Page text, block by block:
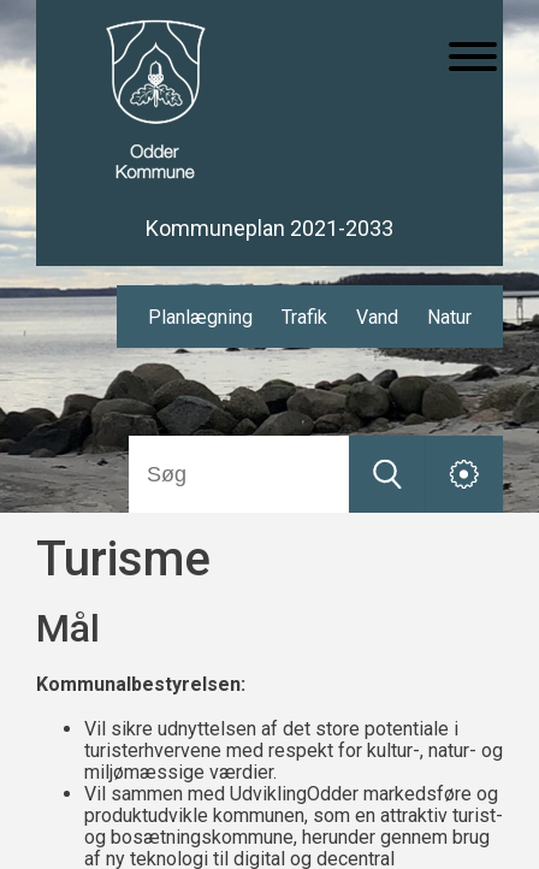
Kommuneplan 2021-2033
Planlægning Trafik Vand Natur
Turisme
Mål
Kommunalbestyrelsen:
Vil sikre udnyttelsen af det store potentiale i
turisterhvervene med respekt for kultur-, natur- og
miljømæssige værdier.
Vil sammen med UdviklingOdder markedsføre og
produktudvikle kommunen, som en attraktiv turist-
og bosætningskommune, herunder gennem brug
af ny teknologi til digital og decentral